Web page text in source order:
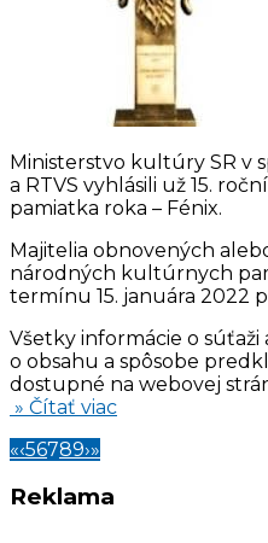
Ministerstvo kultúry SR v
a RTVS vyhlásili už 15.
pamiatka roka – Fénix.
Majitelia obnovených
národných kultúrnych
termínu 15. januára 2022
Všetky informácie o súťaži
o obsahu a spôsobe
dostupné na webovej
» Čítať viac
«‹56789›»
Reklama